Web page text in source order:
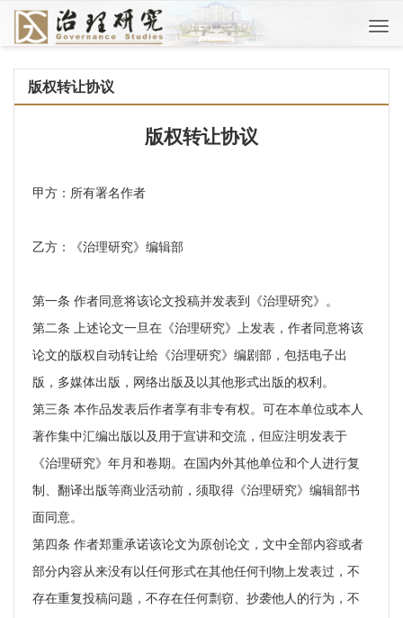
版权转让协议
版权转让协议
甲方：所有署名作者
乙方：《治理研究》编辑部
第一条 作者同意将该论文投稿并发表到《治理研究》。
第二条 上述论文一旦在《治理研究》上发表，作者同意将该
论文的版权自动转让给《治理研究》编剧部，包括电子出
版，多媒体出版，网络出版及以其他形式出版的权利。
第三条 本作品发表后作者享有非专有权。可在本单位或本人
著作集中汇编出版以及用于宣讲和交流，但应注明发表于
《治理研究》年月和卷期。在国内外其他单位和个人进行复
制、翻译出版等商业活动前，须取得《治理研究》编辑部书
面同意。
第四条 作者郑重承诺该论文为原创论文，文中全部内容或者
部分内容从来没有以任何形式在其他任何刊物上发表过，不
存在重复投稿问题，不存在任何剽窃、抄袭他人的行为，不